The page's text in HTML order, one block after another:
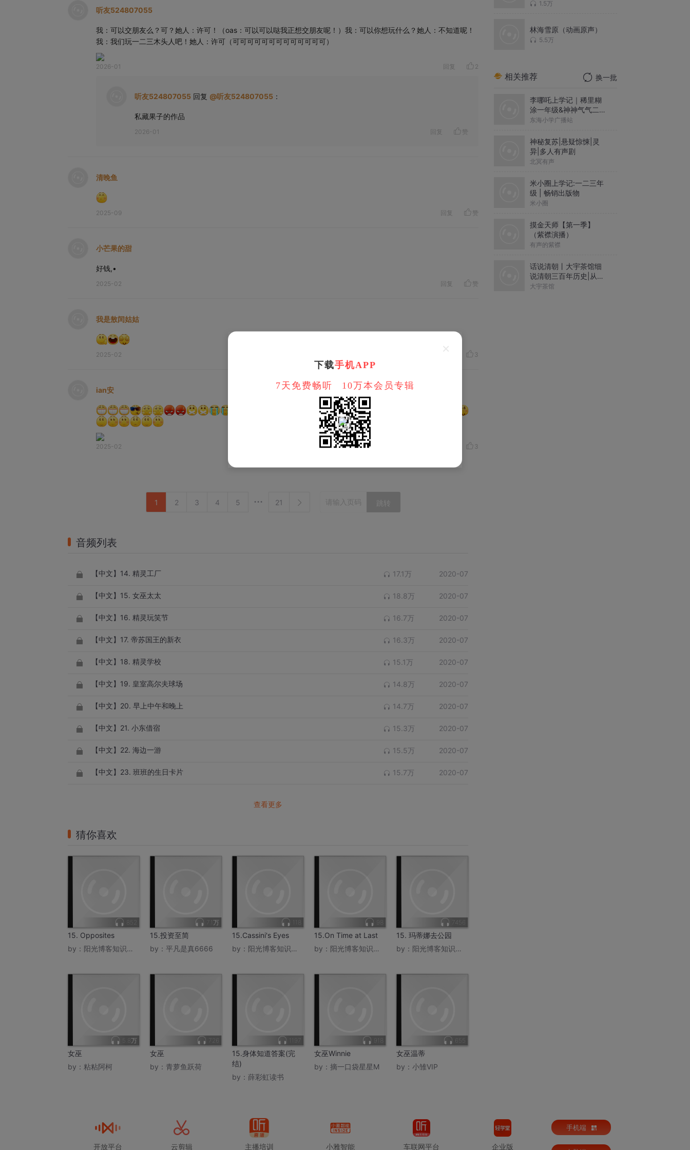
听友524807055
我：可以交朋友么？可？她人：许可！（oas：可以可以哒我正想交朋友呢！）我：可以你想玩什么？她人：不知道呢！
我：我们玩一二三木头人吧！她人：许可（可可可可可可可可可可可可可）
2026-01 回复 2
听友524807055 回复 @听友524807055 ：
私藏果子的作品
2026-01 回复 赞
清晚鱼
2025-09 回复 赞
小芒果的甜
好钱,•
2025-02 回复 赞
我是敖闰姑姑
2025-02 3
ian安
2025-02 3
1 2 3 4 5 21 跳转
音频列表
【中文】14. 精灵工厂 17.1万 2020-07
【中文】15. 女巫太太 18.8万 2020-07
【中文】16. 精灵玩笑节 16.7万 2020-07
【中文】17. 帝苏国王的新衣 16.3万 2020-07
【中文】18. 精灵学校 15.1万 2020-07
【中文】19. 皇室高尔夫球场 14.8万 2020-07
【中文】20. 早上中午和晚上 14.7万 2020-07
【中文】21. 小东借宿 15.3万 2020-07
【中文】22. 海边一游 15.5万 2020-07
【中文】23. 班班的生日卡片 15.7万 2020-07
查看更多
猜你喜欢
852
15. Opposites
by： 阳光博客知识大本营
7.1万
15.投资至简
by： 平凡是真6666
118
15.Cassini's Eyes
by： 阳光博客知识大本营
98
15.On Time at Last
by： 阳光博客知识大本营
7456
15. 玛蒂娜去公园
by： 阳光博客知识大本营
5.8万
女巫
by： 粘粘阿柯
726
女巫
by： 青萝鱼跃荷
1197
15.身体知道答案(完
结)
by： 薛彩虹读书
918
女巫Winnie
by： 摘一口袋星星M
655
女巫温蒂
by： 小雏VIP
1.5万
林海雪原（动画原声）
5.5万
相关推荐 换一批
李哪吒上学记｜稀里糊
涂一年级&神神气气二年
级
东海小学广播站
神秘复苏|悬疑惊悚|灵
异|多人有声剧
北冥有声
米小圈上学记:一二三年
级 | 畅销出版物
米小圈
摸金天师【第一季】
（紫襟演播）
有声的紫襟
话说清朝丨大宇茶馆细
说清朝三百年历史|从努
尔哈赤到末代皇帝溥仪|
大宇茶馆
开放平台 云剪辑 主播培训 小雅智能 车联网平台 企业版
手机端
下载手机APP
7天免费畅听
10万本会员专辑